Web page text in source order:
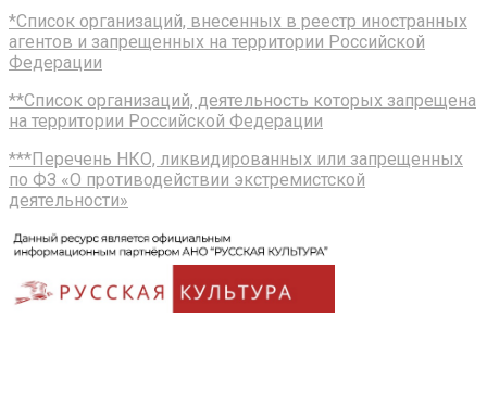
*Список организаций, внесенных в реестр иностранных
агентов и запрещенных на территории Российской
Федерации
**Список организаций, деятельность которых запрещена
на территории Российской Федерации
***Перечень НКО, ликвидированных или запрещенных
по ФЗ «О противодействии экстремистской
деятельности»